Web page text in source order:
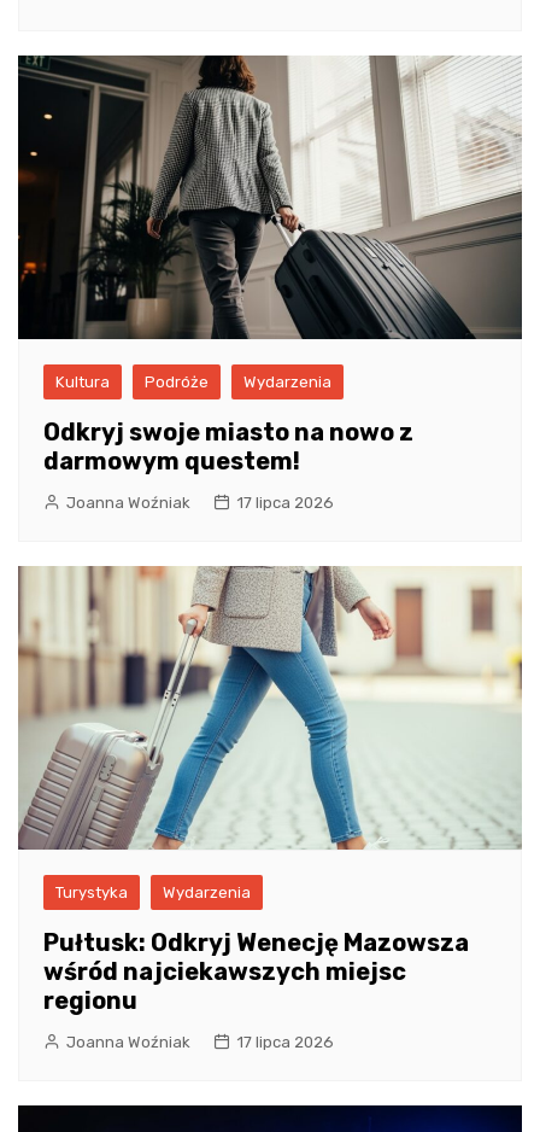
Kultura Podróże Wydarzenia
Odkryj swoje miasto na nowo z
darmowym questem!
Joanna Woźniak 17 lipca 2026
Turystyka Wydarzenia
Pułtusk: Odkryj Wenecję Mazowsza
wśród najciekawszych miejsc
regionu
Joanna Woźniak 17 lipca 2026